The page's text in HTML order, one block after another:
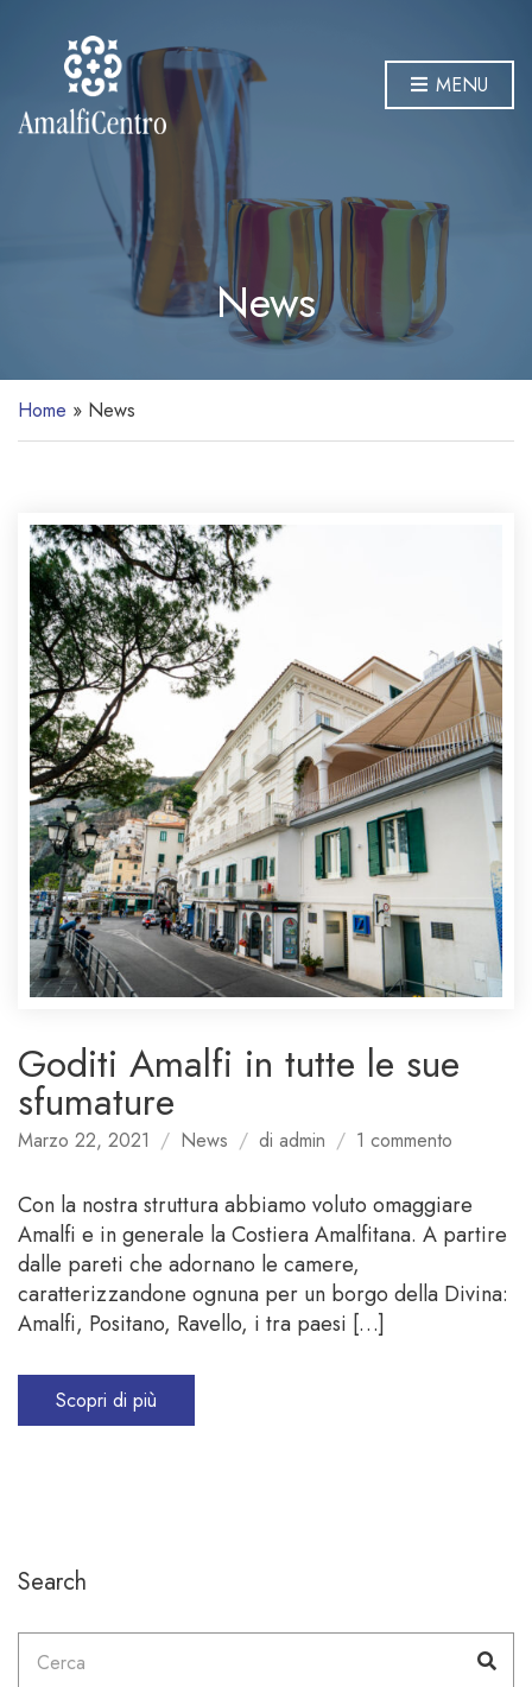
MENU
News
Home » News
Goditi Amalfi in tutte le sue
sfumature
Marzo 22, 2021 News di admin 1 commento
Amalfi
in
le
sue
Con la nostra struttura abbiamo voluto omaggiare
Amalfi e in generale la Costiera Amalfitana. A partire
dalle pareti che adornano le camere,
caratterizzandone ognuna per un borgo della Divina:
Amalfi, Positano, Ravello, i tra paesi […]
Scopri di più
Search
per: